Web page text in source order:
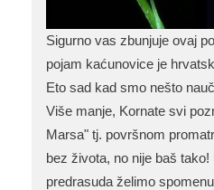
Sigurno vas zbunjuje ovaj
pojam kaćunovice je
Eto sad kad smo nešto
Više manje, Kornate svi
Marsa" tj. površnom
bez života, no nije baš
predrasuda želimo